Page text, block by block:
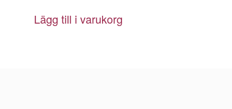
Lägg till i varukorg